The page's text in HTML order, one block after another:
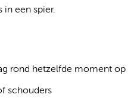
in een spier.
rond hetzelfde moment op
schouders